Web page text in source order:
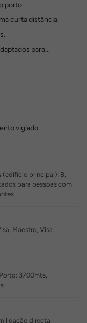
porto.
curta distância.
para...
vigiado
(edifício principal): 8,
para pessoas com
Maestro, Visa
3700mts,
ligação directa,